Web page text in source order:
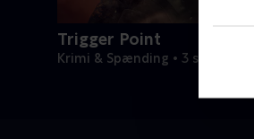
Trigger Point
Krimi & Spænding • 3 sæsoner